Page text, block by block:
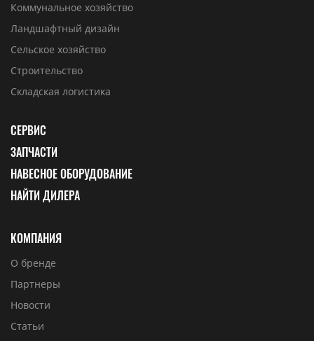
Коммунальное хозяйство
Ландшафтный дизайн
Сельское хозяйство
Строительство
Складская логистика
СЕРВИС
ЗАПЧАСТИ
НАВЕСНОЕ ОБОРУДОВАНИЕ
НАЙТИ ДИЛЕРА
КОМПАНИЯ
О бренде
Партнеры
Новости
Статьи